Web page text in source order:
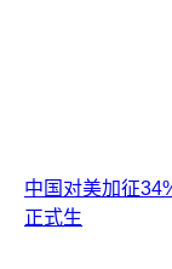
中国对美加征
正式生